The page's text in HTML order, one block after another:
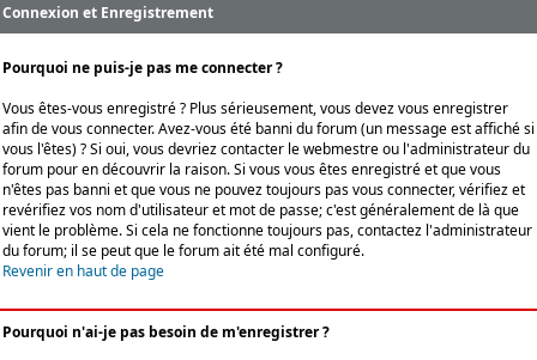
Connexion et Enregistrement
Pourquoi ne puis-je pas me connecter ?
Vous êtes-vous enregistré ? Plus sérieusement, vous devez vous enregistrer
afin de vous connecter. Avez-vous été banni du forum (un message est affiché si
vous l'êtes) ? Si oui, vous devriez contacter le webmestre ou l'administrateur du
forum pour en découvrir la raison. Si vous vous êtes enregistré et que vous
n'êtes pas banni et que vous ne pouvez toujours pas vous connecter, vérifiez et
revérifiez vos nom d'utilisateur et mot de passe; c'est généralement de là que
vient le problème. Si cela ne fonctionne toujours pas, contactez l'administrateur
du forum; il se peut que le forum ait été mal configuré.
Revenir en haut de page
Pourquoi n'ai-je pas besoin de m'enregistrer ?